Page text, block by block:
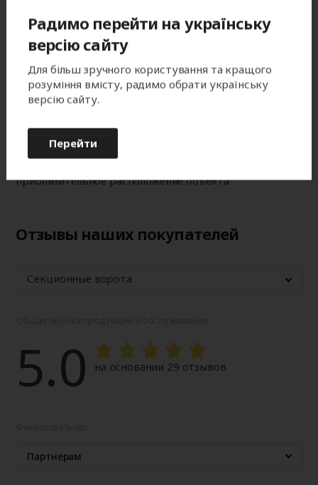
2
приблизительное расположение объекта
Отзывы наших покупателей
Секционные ворота
5.0 на основании 29 отзывов
Партнерам
Радимо перейти на українську
версію сайту
Для більш зручного користування та кращого
розуміння вмісту, радимо обрати українську
версію сайту.
Перейти